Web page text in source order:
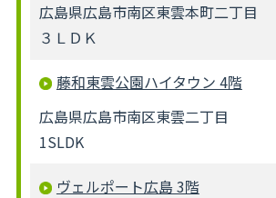
広島県広島市南区東雲本町二丁目
３ＬＤＫ
藤和東雲公園ハイタウン 4階
広島県広島市南区東雲二丁目
1SLDK
ヴェルポート広島 3階